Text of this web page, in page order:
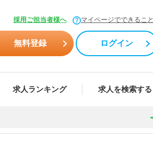
採用ご担当者様へ マイページでできること
無料登録 ログイン
求人ランキング 求人を検索する